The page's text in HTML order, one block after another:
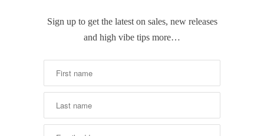
Sign up to get the latest on sales, new releases
and high vibe tips more…